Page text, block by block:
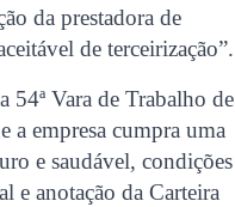
da prestadora de
de terceirização”.
Vara de Trabalho de
a empresa cumpra uma
e saudável, condições
e anotação da Carteira